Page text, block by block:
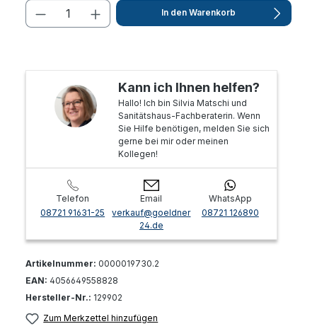
In den Warenkorb
Kann ich Ihnen helfen?
Hallo! Ich bin Silvia Matschi und
Sanitätshaus-Fachberaterin. Wenn
Sie Hilfe benötigen, melden Sie sich
gerne bei mir oder meinen
Kollegen!
Telefon
08721 91631-25
Email
verkauf@goeldner
24.de
WhatsApp
08721 126890
Artikelnummer: 0000019730.2
EAN: 4056649558828
Hersteller-Nr.: 129902
Zum Merkzettel hinzufügen